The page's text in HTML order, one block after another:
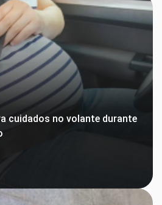
cuidados no volante durante